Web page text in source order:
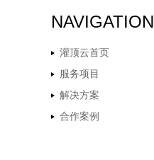
NAVIGATION
灌顶云首页
服务项目
解决方案
合作案例